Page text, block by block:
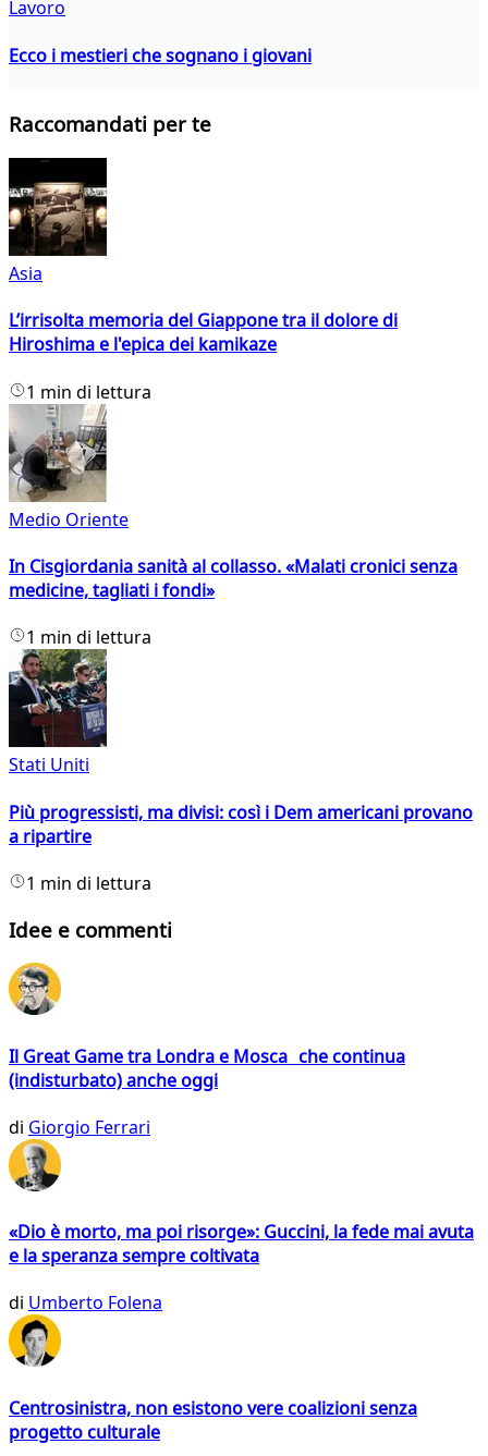
Lavoro
Ecco i mestieri che sognano i giovani
Raccomandati per te
Asia
L’irrisolta memoria del Giappone tra il dolore di
Hiroshima e l'epica dei kamikaze
1 min di lettura
Medio Oriente
In Cisgiordania sanità al collasso. «Malati cronici senza
medicine, tagliati i fondi»
1 min di lettura
Stati Uniti
Più progressisti, ma divisi: così i Dem americani provano
a ripartire
1 min di lettura
Idee e commenti
Il Great Game tra Londra e Mosca che continua
(indisturbato) anche oggi
di Giorgio Ferrari
«Dio è morto, ma poi risorge»: Guccini, la fede mai avuta
e la speranza sempre coltivata
di Umberto Folena
Centrosinistra, non esistono vere coalizioni senza
progetto culturale